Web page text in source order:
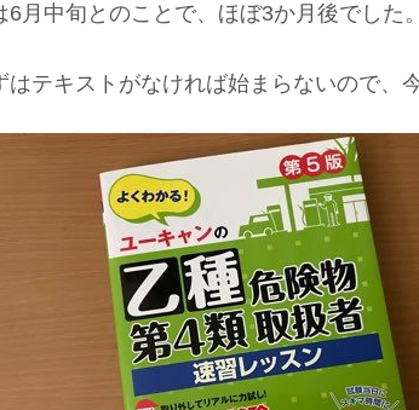
月中旬とのことで、ほぼ3か月後でした。
テキストがなければ始まらないので、